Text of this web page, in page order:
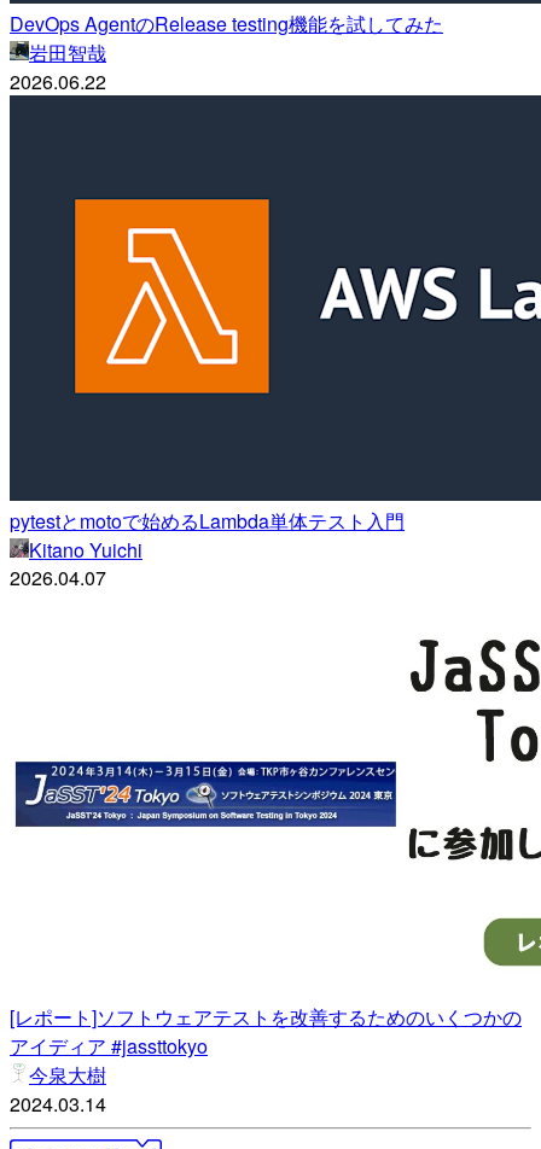
DevOps AgentのRelease testing機能を試してみた
岩田智哉
2026.06.22
pytestとmotoで始めるLambda単体テスト入門
Kitano Yuichi
2026.04.07
[レポート]ソフトウェアテストを改善するためのいくつかの
アイディア #jassttokyo
今泉大樹
2024.03.14